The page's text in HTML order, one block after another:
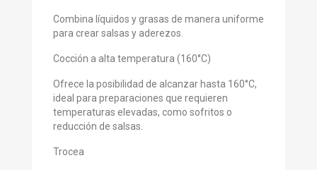
Combina líquidos y grasas de manera uniforme
para crear salsas y aderezos.
Cocción a alta temperatura (160°C)
Ofrece la posibilidad de alcanzar hasta 160°C,
ideal para preparaciones que requieren
temperaturas elevadas, como sofritos o
reducción de salsas.
Trocea